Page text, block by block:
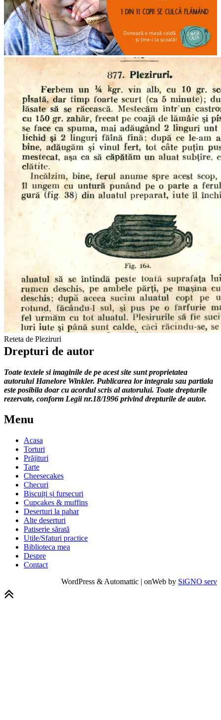
Reteta de Pleziruri
Drepturi de autor
Toate textele si imaginile de pe acest site sunt proprietatea
autorului Hanelore Winkler. Publicarea lor integrala sau partiala
este posibila doar cu acordul scris al autorului. Toate drepturile
rezervate, conform Legii nr.18/1996 privind drepturile de autor.
Menu
Acasa
Torturi
Prăjituri
Tarte
Cheesecakes
Checuri
Biscuiți și fursecuri
Cupcakes & muffins
Deserturi la pahar
Alte deserturi
Patiserie sărată
Utile/Sfaturi practice
Biblioteca mea
Despre
Contact
WordPress & Automattic | onWeb by SiGNO serv